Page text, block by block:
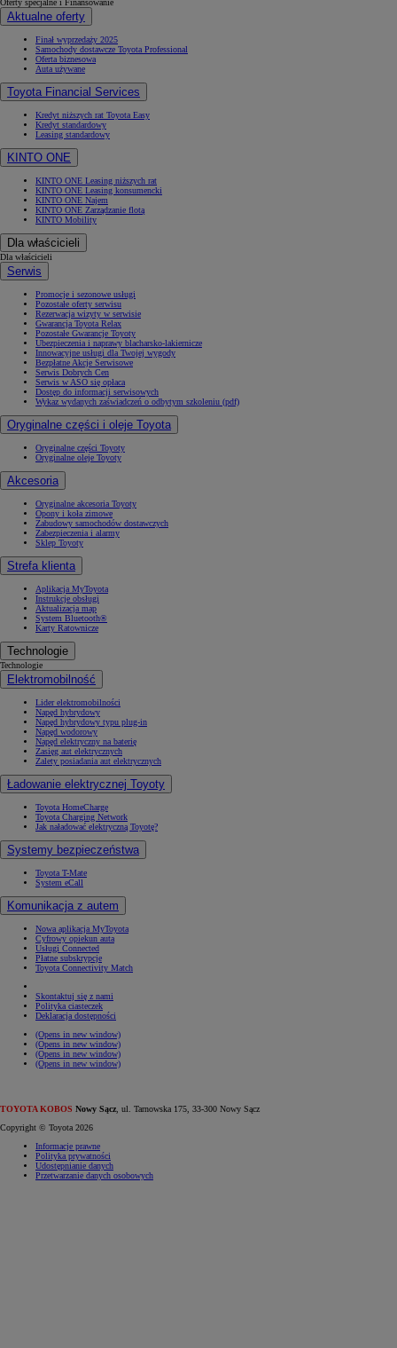
Aktualne oferty
Finał wyprzedaży 2025
Samochody dostawcze Toyota Professional
Oferta biznesowa
Auta używane
Toyota Financial Services
Kredyt niższych rat Toyota Easy
Kredyt standardowy
Leasing standardowy
KINTO ONE
KINTO ONE Leasing niższych rat
KINTO ONE Leasing konsumencki
KINTO ONE Najem
KINTO ONE Zarządzanie flotą
KINTO Mobility
Dla właścicieli
Dla właścicieli
Serwis
Promocje i sezonowe usługi
Pozostałe oferty serwisu
Rezerwacja wizyty w serwisie
Gwarancja Toyota Relax
Pozostałe Gwarancje Toyoty
Ubezpieczenia i naprawy blacharsko-lakiernicze
Innowacyjne usługi dla Twojej wygody
Bezpłatne Akcje Serwisowe
Serwis Dobrych Cen
Serwis w ASO się opłaca
Dostęp do informacji serwisowych
Wykaz wydanych zaświadczeń o odbytym szkoleniu (pdf)
Oryginalne części i oleje Toyota
Oryginalne części Toyoty
Oryginalne oleje Toyoty
Akcesoria
Oryginalne akcesoria Toyoty
Opony i koła zimowe
Zabudowy samochodów dostawczych
Zabezpieczenia i alarmy
Sklep Toyoty
Strefa klienta
Aplikacja MyToyota
Instrukcje obsługi
Aktualizacja map
System Bluetooth®
Karty Ratownicze
Technologie
Technologie
Elektromobilność
Lider elektromobilności
Napęd hybrydowy
Napęd hybrydowy typu plug-in
Napęd wodorowy
Napęd elektryczny na baterię
Zasięg aut elektrycznych
Zalety posiadania aut elektrycznych
Ładowanie elektrycznej Toyoty
Toyota HomeCharge
Toyota Charging Network
Jak naładować elektryczną Toyotę?
Systemy bezpieczeństwa
Toyota T-Mate
System eCall
Komunikacja z autem
Nowa aplikacja MyToyota
Cyfrowy opiekun auta
Usługi Connected
Płatne subskrypcje
Toyota Connectivity Match
Skontaktuj się z nami
Polityka ciasteczek
Deklaracja dostępności
(Opens in new window)
(Opens in new window)
(Opens in new window)
(Opens in new window)
TOYOTA KOBOS Nowy Sącz , ul. Tarnowska 175, 33-300 Nowy Sącz
Copyright © Toyota 2026
Informacje prawne
Polityka prywatności
Udostępnianie danych
Przetwarzanie danych osobowych